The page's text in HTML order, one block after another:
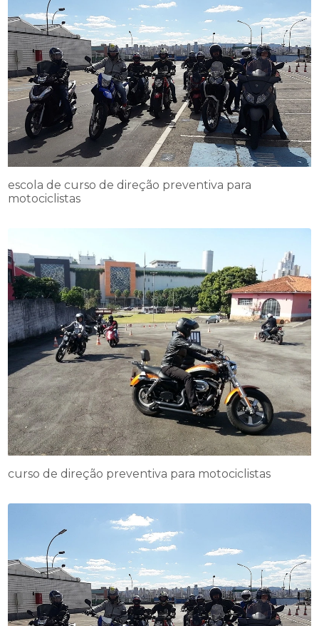
escola de curso de direção preventiva para
motociclistas
curso de direção preventiva para motociclistas